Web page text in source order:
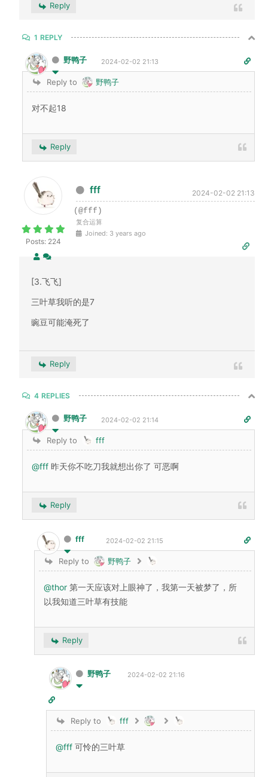
Reply
1 REPLY
野鸭子 2024-02-02 21:13
Reply to 野鸭子
对不起18
Reply
Posts: 224
fff
2024-02-02 21:13
(@fff)
复合运算
Joined: 3 years ago
[3.飞飞]
三叶草我听的是7
豌豆可能淹死了
Reply
4 REPLIES
野鸭子 2024-02-02 21:14
Reply to fff
@fff 昨天你不吃刀我就想出你了 可恶啊
Reply
fff 2024-02-02 21:15
Reply to 野鸭子
@thor 第一天应该对上眼神了，我第一天被梦了，所
以我知道三叶草有技能
Reply
野鸭子 2024-02-02 21:16
Reply to fff
@fff 可怜的三叶草